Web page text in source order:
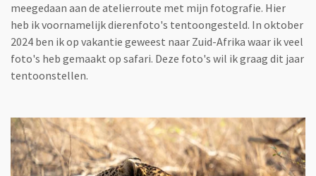
meegedaan aan de atelierroute met mijn fotografie. Hier
heb ik voornamelijk dierenfoto's tentoongesteld. In oktober
2024 ben ik op vakantie geweest naar Zuid-Afrika waar ik veel
foto's heb gemaakt op safari. Deze foto's wil ik graag dit jaar
tentoonstellen.